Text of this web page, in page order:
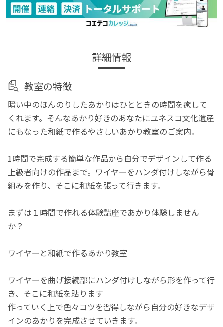
詳細情報
教室の特徴
暗い中のほんのりしたあかりはひとときの時間を癒して
くれます。そんなあかり好きのあなたにユネスコ文化遺産
にもなった和紙で作るやさしいあかり教室のご案内。
1時間で完成する簡単な作品から自分でデザインして作る
上級者向けの作品まで。ワイヤーをハンダ付けしながら骨
組みを作り、そこに和紙を張って行きます。
まずは１時間で作れる体験講座であかり体験しません
か？
ワイヤーと和紙で作るあかり教室
ワイヤーを曲げ接続部にハンダ付けしながら形を作って行
き、そこに和紙を貼ります
作っていく上で色々コツを習得しながら自分の好きなデザ
インのあかりを完成させていきます。